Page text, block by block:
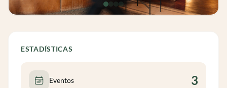
ESTADÍSTICAS
Eventos 3